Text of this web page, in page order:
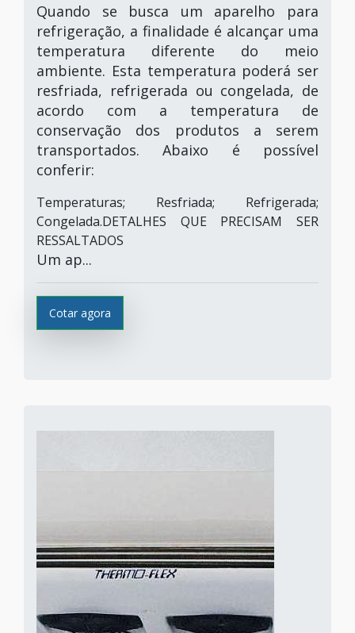
Quando se busca um aparelho para
refrigeração, a finalidade é alcançar uma
temperatura diferente do meio
ambiente. Esta temperatura poderá ser
resfriada, refrigerada ou congelada, de
acordo com a temperatura de
conservação dos produtos a serem
transportados. Abaixo é possível
conferir:
Temperaturas; Resfriada; Refrigerada;
Congelada.DETALHES QUE PRECISAM SER
RESSALTADOS
Um ap...
Cotar agora